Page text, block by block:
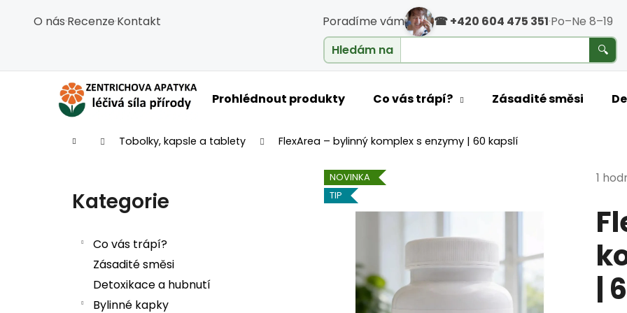
O nás·Recenze·Kontakt Poradíme vám ☎ +420 604 475 351·Po–Ne 8–19
Hledám na
🔍
Prohlédnout produkty Co vás trápí? Zásadité směsi
Domů Tobolky, kapsle a tablety FlexArea – bylinný komplex s enzymy | 60 kapslí
Přeskočit kategorie
Kategorie
Co vás trápí?
Zásadité směsi
Detoxikace a hubnutí
Bylinné kapky
1
|
NOVINKA
TIP
Košík
Co potřebujete najít?